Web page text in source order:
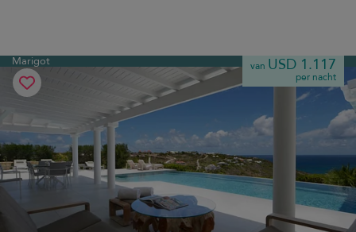
Marigot van USD 1.117
per nacht